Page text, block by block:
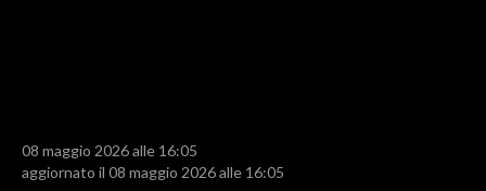
SPORT
08 maggio 2026 alle 16:05
aggiornato il 08 maggio 2026 alle 16:05